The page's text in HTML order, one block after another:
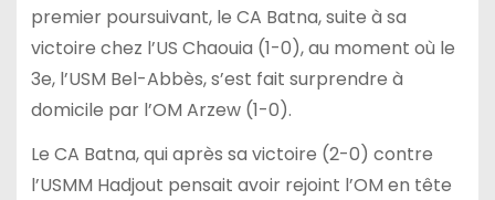
premier poursuivant, le CA Batna, suite à sa
victoire chez l’US Chaouia (1-0), au moment où le
3e, l’USM Bel-Abbès, s’est fait surprendre à
domicile par l’OM Arzew (1-0).
Le CA Batna, qui après sa victoire (2-0) contre
l’USMM Hadjout pensait avoir rejoint l’OM en tête